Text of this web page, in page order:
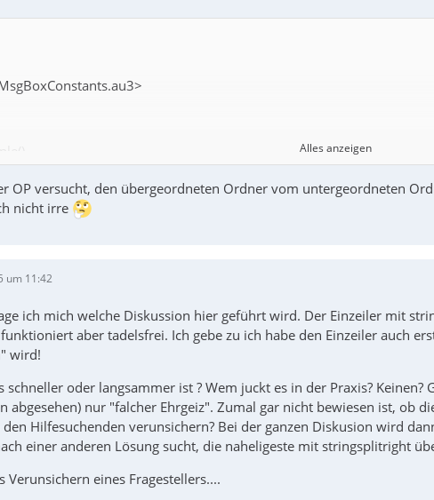
variable in Local scope of the message to display in
$sMessage = "Select a folder"
"", "No folder was selected.")
folder was selected." & @CRLF)
"", "You chose the following folder:" & @CRLF
chose the following folder: >" & $sFileSelectFolder & "<" &
= StringLeft($sFileSelectFolder,
ConsoleWrite("+ $sParentFolder >" & $sParentFolder & "<" & @CRLF)
= StringTrimLeft($sFileSelectFolder,
Alles anzeigen
OP versucht, den übergeordneten Ordner vom untergeordneten
nicht irre
um 11:42
ich mich welche Diskussion hier geführt wird. Der Einzeiler mit
aber tadelsfrei. Ich gebe zu ich habe den Einzeiler auch
wird!
schneller oder langsammer ist ? Wem juckt es in der Praxis? Keinen?
abgesehen) nur "falcher Ehrgeiz". Zumal gar nicht bewiesen ist, ob
den Hilfesuchenden verunsichern? Bei der ganzen Diskusion wird
einer anderen Lösung sucht, die naheligeste mit stringsplitright
Verunsichern eines Fragestellers....